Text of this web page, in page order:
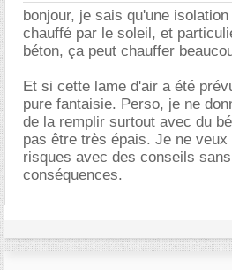
bonjour, je sais qu'une
chauffé par le soleil, et
béton, ça peut chauffer
Et si cette lame d'air a été
pure fantaisie. Perso, je ne
de la remplir surtout avec du
pas être très épais. Je ne
risques avec des conseils
conséquences.